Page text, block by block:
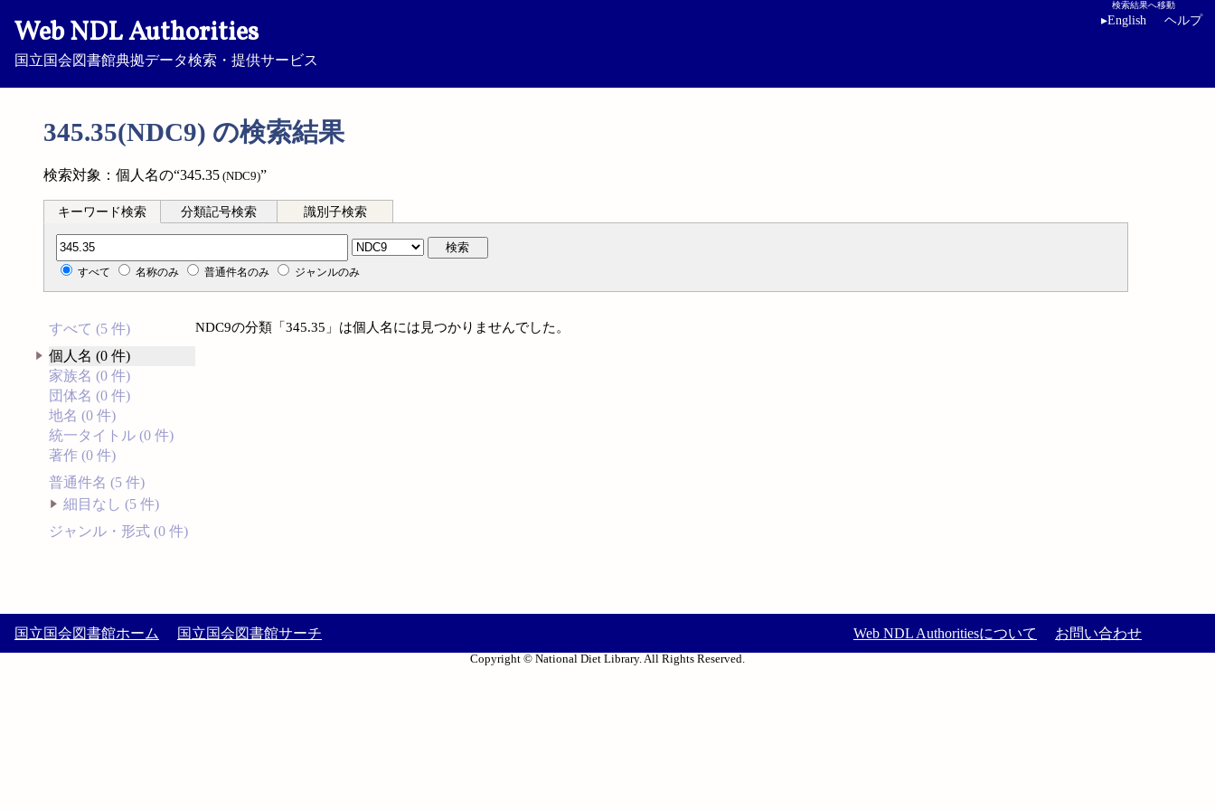
Web NDL Authorities
国立国会図書館典拠データ検索・提供サービス
検索結果へ移動
▸English ヘルプ
345.35(NDC9) の検索結果
検索対象：個人名の“345.35 (NDC9)”
キーワード検索 分類記号検索 識別子検索
分類記号検索 検索
すべて 名称のみ 普通件名のみ ジャンルのみ
すべて (5 件)
個人名 (0 件)
家族名 (0 件)
団体名 (0 件)
地名 (0 件)
統一タイトル (0 件)
著作 (0 件)
普通件名 (5 件)
細目なし (5 件)
ジャンル・形式 (0 件)
NDC9の分類「345.35」は個人名には見つかりませんでした。
国立国会図書館ホーム 国立国会図書館サーチ Web NDL Authoritiesについて お問い合わせ
Copyright © National Diet Library. All Rights Reserved.